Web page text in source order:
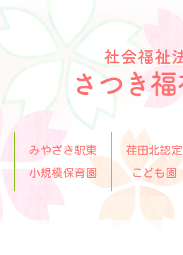
みやざき駅東
小規模保育園
荏田北認定
こども園